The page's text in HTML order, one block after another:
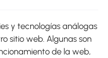
y tecnologías análogas
sitio web. Algunas son
de la web,